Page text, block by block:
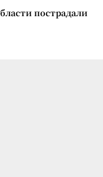
пострадали